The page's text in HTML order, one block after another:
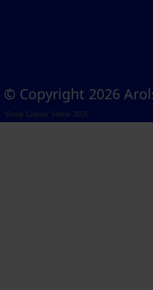
© Copyright 2026
Visual Library Server 2026